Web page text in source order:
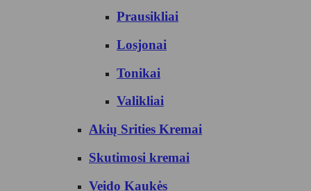
Prausikliai
Losjonai
Tonikai
Valikliai
Akių Srities Kremai
Skutimosi kremai
Veido Kaukės